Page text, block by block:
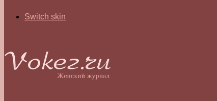
Switch skin